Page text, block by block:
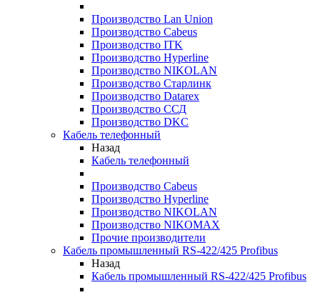
Производство Lan Union
Производство Cabeus
Производство ITK
Производство Hyperline
Производство NIKOLAN
Производство Старлинк
Производство Datarex
Производство ССД
Производство DKC
Кабель телефонный
Назад
Кабель телефонный
Производство Cabeus
Производство Hyperline
Производство NIKOLAN
Производство NIKOMAX
Прочие производители
Кабель промышленный RS-422/425 Profibus
Назад
Кабель промышленный RS-422/425 Profibus